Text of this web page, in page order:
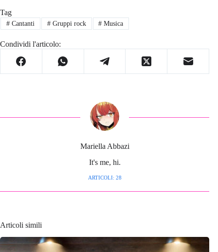
Tag
#Cantanti #Gruppi rock # Musica
Condividi l'articolo:
Mariella Abbazi
It's me, hi.
ARTICOLI: 28
Articoli simili